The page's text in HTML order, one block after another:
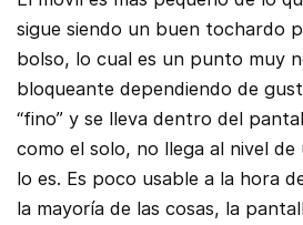
sigue siendo un buen tochardo
bolso, lo cual es un punto muy
bloqueante dependiendo de
“fino” y se lleva dentro del
como el solo, no llega al nivel
lo es. Es poco usable a la hora
la mayoría de las cosas, la